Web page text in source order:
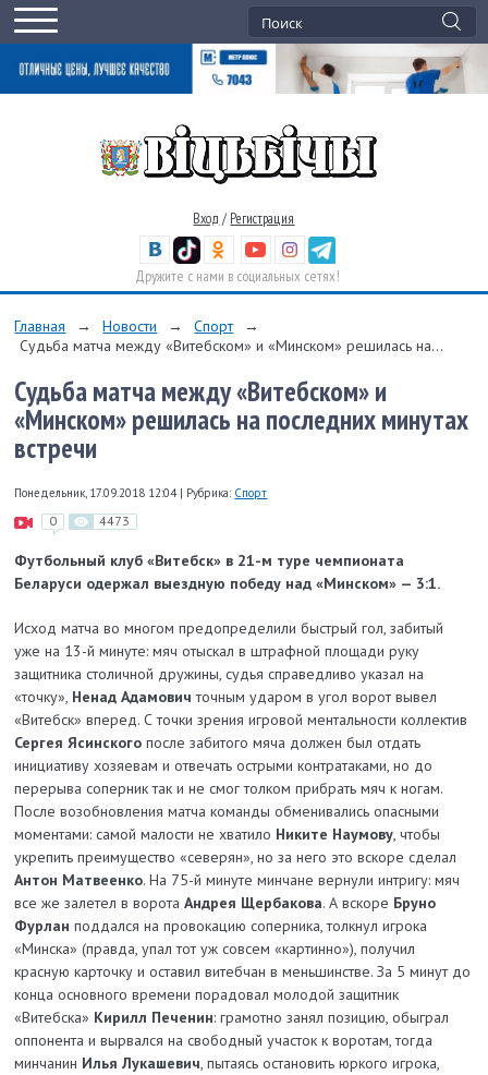
Вход / Регистрация
Дружите с нами в социальных сетях!
Главная → Новости → Спорт
→
Судьба матча между «Витебском» и «Минском» решилась на...
Судьба матча между «Витебском» и
«Минском» решилась на последних минутах
встречи
Понедельник, 17.09.2018 12:04 | Рубрика: Спорт
0 4473
Футбольный клуб «Витебск» в 21-м туре чемпионата
Беларуси одержал выездную победу над «Минском» — 3:1.
Исход матча во многом предопределили быстрый гол, забитый
уже на 13-й минуте: мяч отыскал в штрафной площади руку
защитника столичной дружины, судья справедливо указал на
«точку», Ненад Адамович точным ударом в угол ворот вывел
«Витебск» вперед. С точки зрения игровой ментальности коллектив
Сергея Ясинского после забитого мяча должен был отдать
инициативу хозяевам и отвечать острыми контратаками, но до
перерыва соперник так и не смог толком прибрать мяч к ногам.
После возобновления матча команды обменивались опасными
моментами: самой малости не хватило Никите Наумову, чтобы
укрепить преимущество «северян», но за него это вскоре сделал
Антон Матвеенко. На 75-й минуте минчане вернули интригу: мяч
все же залетел в ворота Андрея Щербакова. А вскоре Бруно
Фурлан поддался на провокацию соперника, толкнул игрока
«Минска» (правда, упал тот уж совсем «картинно»), получил
красную карточку и оставил витебчан в меньшинстве. За 5 минут до
конца основного времени порадовал молодой защитник
«Витебска» Кирилл Печенин: грамотно занял позицию, обыграл
оппонента и вырвался на свободный участок к воротам, тогда
минчанин Илья Лукашевич, пытаясь остановить юркого игрока,